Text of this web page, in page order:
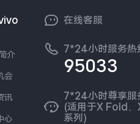
介
会
讯
心
在线客服
7*24小时服务热
95033
7*24小时尊享服
(适用于X Fold
系列)